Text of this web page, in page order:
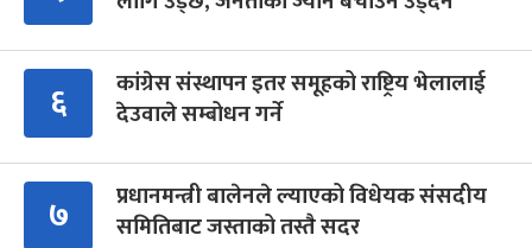
६
कांग्रेस संस्थापन इतर समूहको राष्ट्रिय भेलालाई
देउवाले सम्बोधन गर्ने
७
प्रधानमन्त्री बालेनले ल्याएको विधेयक संसदीय
समितिबाट जस्ताको तस्तै सदर